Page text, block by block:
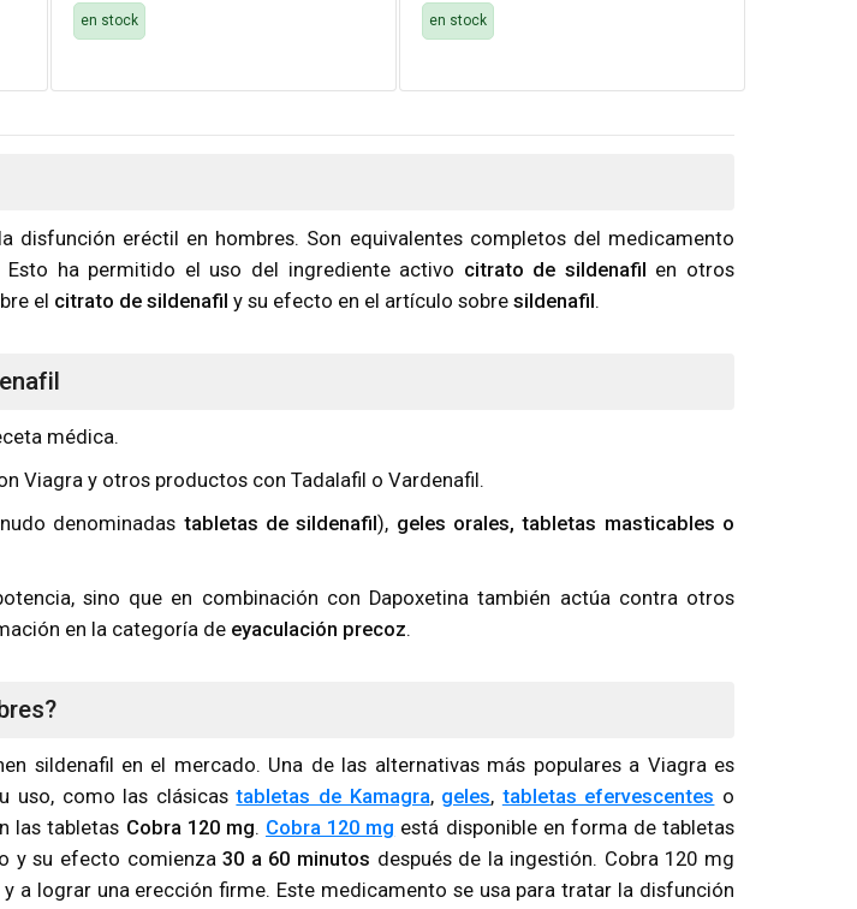
en stock en stock
disfunción eréctil en hombres. Son equivalentes completos del medicamento
ha permitido el uso del ingrediente activo citrato de sildenafil en otros
el citrato de sildenafil y su efecto en el artículo sobre sildenafil.
médica.
Viagra y otros productos con Tadalafil o Vardenafil.
denominadas tabletas de sildenafil), geles orales, tabletas masticables o
sino que en combinación con Dapoxetina también actúa contra otros
en la categoría de eyaculación precoz.
sildenafil en el mercado. Una de las alternativas más populares a Viagra es
uso, como las clásicastabletas de Kamagra, geles, tabletas efervescentes o
las tabletas Cobra 120 mg. Cobra 120 mg está disponible en forma de tabletas
y su efecto comienza30 a 60 minutos después de la ingestión. Cobra 120 mg
a lograr una erección firme. Este medicamento se usa para tratar la disfunción